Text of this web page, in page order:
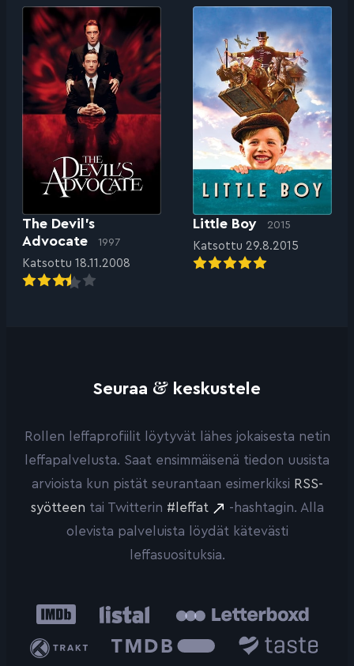
The Devil’s
Advocate
1997
Katsottu 18.11.2008
Little Boy 2015
Katsottu 29.8.2015
Seuraa & keskustele
Rollen leffaprofiilit löytyvät lähes jokaisesta netin
leffapalvelusta. Saat ensimmäisenä tiedon uusista
arvioista kun pistät seurantaan esimerkiksi RSS-
syötteen tai Twitterin #leffat
-hashtagin. Alla
olevista palveluista löydät kätevästi
leffasuosituksia.
IMDb Listal
Trakt